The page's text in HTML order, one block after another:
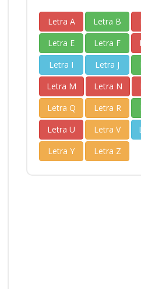
Letra A Letra B
Letra E
Letra F
Letra I
Letra J
Letra M
Letra N
Letra Q
Letra R
Letra U
Letra V
Letra Y
Letra Z